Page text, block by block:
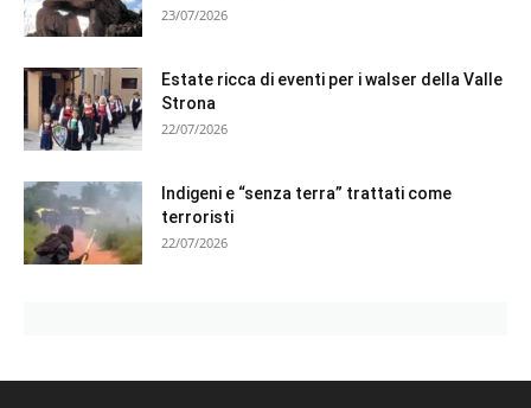
23/07/2026
Estate ricca di eventi per i walser della Valle
Strona
22/07/2026
Indigeni e “senza terra” trattati come
terroristi
22/07/2026